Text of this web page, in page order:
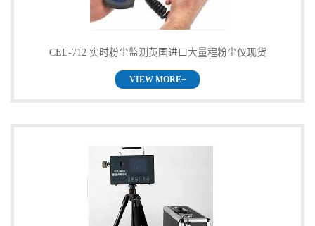
CEL-712 实时粉尘监测英国进口大量程粉尘仪现货
VIEW MORE+